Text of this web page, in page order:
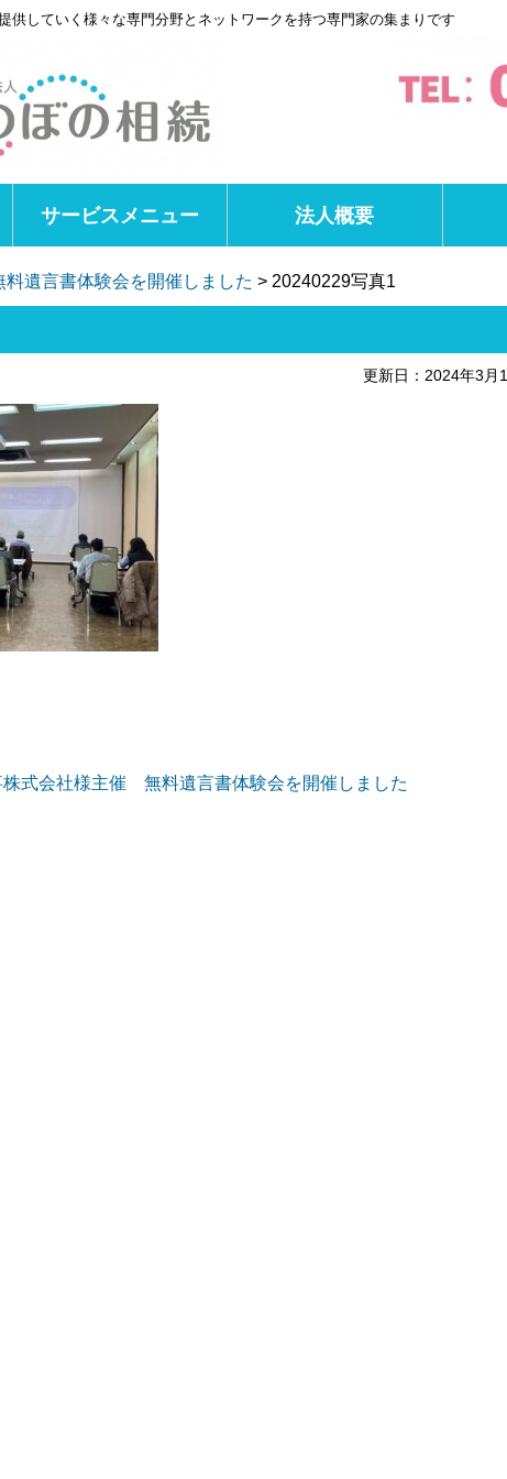
供していく様々な専門分野とネットワークを持つ専門家の集まりです
サービスメニュー 法人概要
遺言書体験会を開催しました > 20240229写真1
更新日：2024年3月
式会社様主催 無料遺言書体験会を開催しました